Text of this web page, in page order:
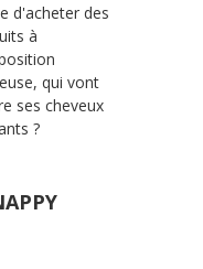
d'acheter des
à
qui vont
ses cheveux
?